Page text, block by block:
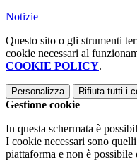
Notizie
Questo sito o gli strumenti
cookie necessari al
COOKIE POLICY.
Personalizza Rifiuta tutti i
Gestione cookie
In questa schermata è
I cookie necessari sono
piattaforma e non è